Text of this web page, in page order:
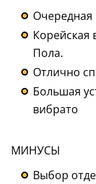
Очередная
Корейская
Пола.
Отлично
Большая
вибрато
МИНУСЫ
Выбор